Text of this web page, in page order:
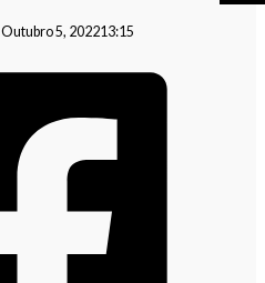
Outubro 5, 202213:15